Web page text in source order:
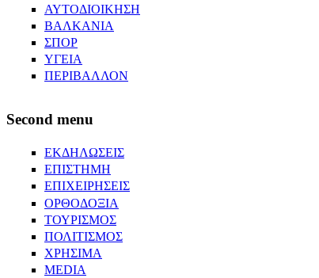
ΑΥΤΟΔΙΟΙΚΗΣΗ
ΒΑΛΚΑΝΙΑ
ΣΠΟΡ
ΥΓΕΙΑ
ΠΕΡΙΒΑΛΛΟΝ
Second menu
ΕΚΔΗΛΩΣΕΙΣ
ΕΠΙΣΤΗΜΗ
ΕΠΙΧΕΙΡΗΣΕΙΣ
ΟΡΘΟΔΟΞΙΑ
ΤΟΥΡΙΣΜΟΣ
ΠΟΛΙΤΙΣΜΟΣ
ΧΡΗΣΙΜΑ
MEDIA